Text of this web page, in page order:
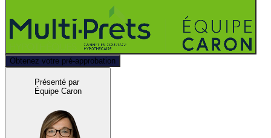
Obtenez votre pré-approbation
Présenté par
Équipe Caron